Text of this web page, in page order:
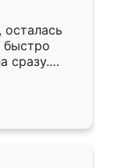
осталась
быстро
сразу.
к
Собрали
даже